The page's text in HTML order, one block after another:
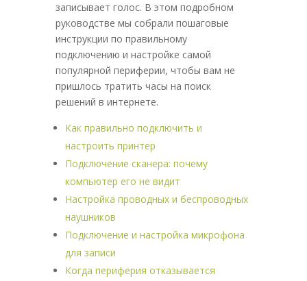
записывает голос. В этом подробном
руководстве мы собрали пошаговые
инструкции по правильному
подключению и настройке самой
популярной периферии, чтобы вам не
пришлось тратить часы на поиск
решений в интернете.
Как правильно подключить и
настроить принтер
Подключение сканера: почему
компьютер его не видит
Настройка проводных и беспроводных
наушников
Подключение и настройка микрофона
для записи
Когда периферия отказывается